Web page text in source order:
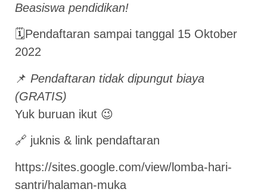
Beasiswa pendidikan!
🗓️Pendaftaran sampai tanggal 15 Oktober
2022
📌 Pendaftaran tidak dipungut biaya
(GRATIS)
Yuk buruan ikut 😉
🔗 juknis & link pendaftaran
https://sites.google.com/view/lomba-hari-
santri/halaman-muka